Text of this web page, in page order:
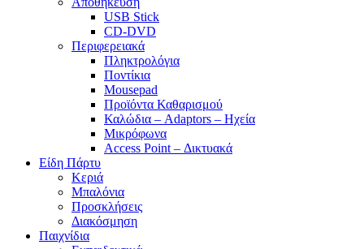
USB Stick
CD-DVD
Περιφερειακά
Πληκτρολόγια
Ποντίκια
Mousepad
Προϊόντα Καθαρισμού
Καλώδια – Adaptors – Ηχεία
Μικρόφωνα
Access Point – Δικτυακά
Είδη Πάρτυ
Κεριά
Μπαλόνια
Προσκλήσεις
Διακόσμηση
Παιχνίδια